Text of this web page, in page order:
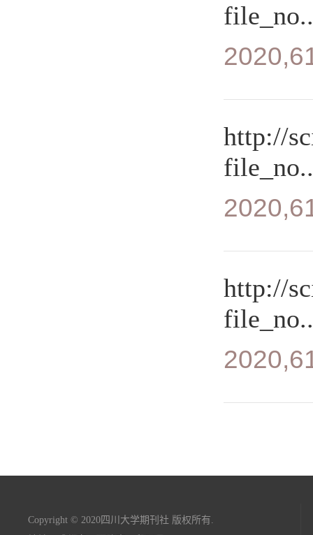
http://
http://
Copyright © 2020四川大学期刊社 版权所有.